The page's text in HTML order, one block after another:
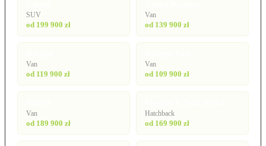
SUV
od 199 900 zł
Van
od 139 900 zł
Van
od 119 900 zł
Van
od 109 900 zł
Van
od 189 900 zł
Hatchback
od 169 900 zł